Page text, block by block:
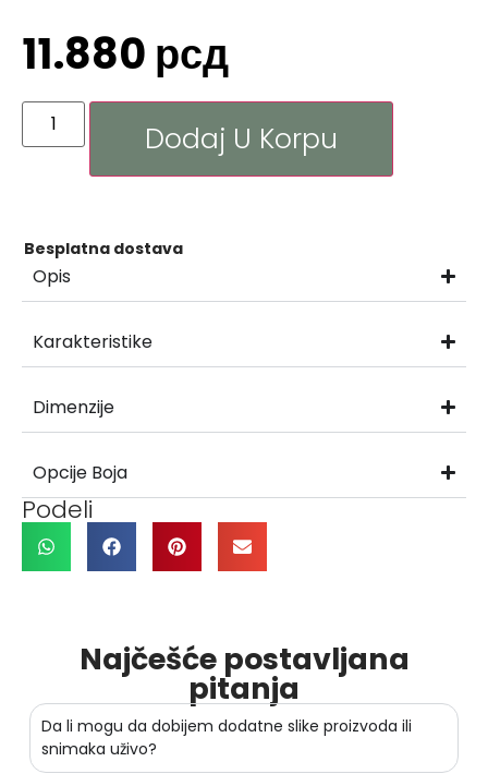
11.880 рсд
Dodaj U Korpu
Besplatna dostava
Opis
Karakteristike
Dimenzije
Opcije Boja
Podeli
Najčešće postavljana
pitanja
Da li mogu da dobijem dodatne slike proizvoda ili
snimaka uživo?